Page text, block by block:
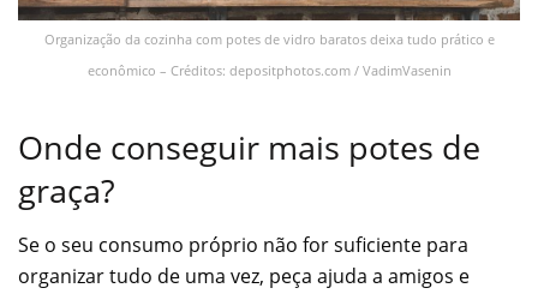
Organização da cozinha com potes de vidro baratos deixa tudo prático e
econômico – Créditos: depositphotos.com / VadimVasenin
Onde conseguir mais potes de
graça?
Se o seu consumo próprio não for suficiente para
organizar tudo de uma vez, peça ajuda a amigos e